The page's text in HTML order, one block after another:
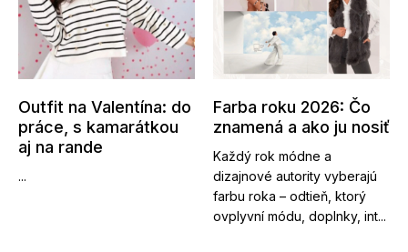
Outfit na Valentína: do
práce, s kamarátkou
aj na rande
...
Farba roku 2026: Čo
znamená a ako ju nosiť
Každý rok módne a
dizajnové autority vyberajú
farbu roka – odtieň, ktorý
ovplyvní módu, doplnky, int...